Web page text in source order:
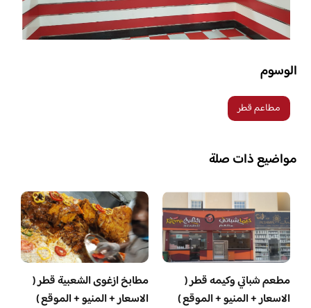
الوسوم
مطاعم قطر
مواضيع ذات صلة
مطعم شباتي وكيمه قطر (
الاسعار + المنيو + الموقع )
مطابخ ازغوى الشعبية قطر (
الاسعار + المنيو + الموقع )